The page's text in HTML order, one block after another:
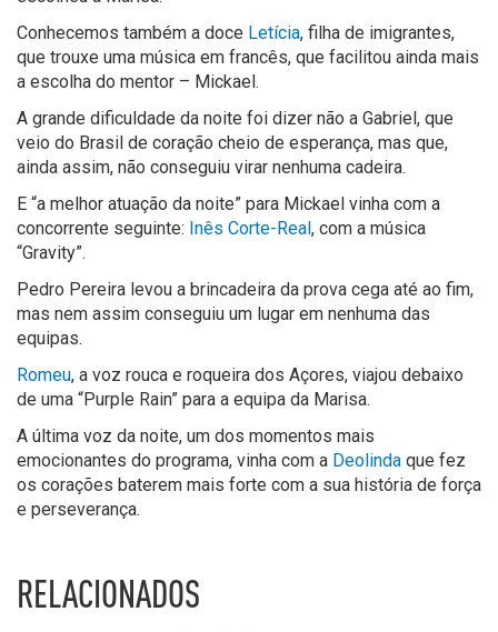
Conhecemos também a doce Letícia, filha de imigrantes,
que trouxe uma música em francês, que facilitou ainda mais
a escolha do mentor – Mickael.
A grande dificuldade da noite foi dizer não a Gabriel, que
veio do Brasil de coração cheio de esperança, mas que,
ainda assim, não conseguiu virar nenhuma cadeira.
E “a melhor atuação da noite” para Mickael vinha com a
concorrente seguinte: Inês Corte-Real , com a música
“Gravity”.
Pedro Pereira levou a brincadeira da prova cega até ao fim,
mas nem assim conseguiu um lugar em nenhuma das
equipas.
Romeu, a voz rouca e roqueira dos Açores, viajou debaixo
de uma “Purple Rain” para a equipa da Marisa.
A última voz da noite, um dos momentos mais
emocionantes do programa, vinha com a Deolinda que fez
os corações baterem mais forte com a sua história de força
e perseverança.
RELACIONADOS